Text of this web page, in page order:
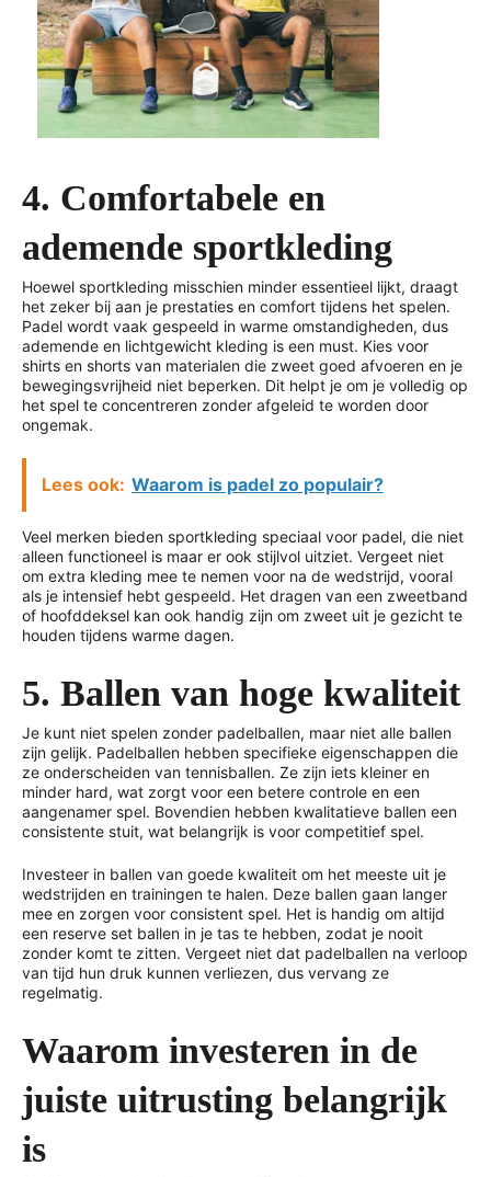
4. Comfortabele en
ademende sportkleding
Hoewel sportkleding misschien minder essentieel lijkt, draagt
het zeker bij aan je prestaties en comfort tijdens het spelen.
Padel wordt vaak gespeeld in warme omstandigheden, dus
ademende en lichtgewicht kleding is een must. Kies voor
shirts en shorts van materialen die zweet goed afvoeren en je
bewegingsvrijheid niet beperken. Dit helpt je om je volledig op
het spel te concentreren zonder afgeleid te worden door
ongemak.
Lees ook: Waarom is padel zo populair?
Veel merken bieden sportkleding speciaal voor padel, die niet
alleen functioneel is maar er ook stijlvol uitziet. Vergeet niet
om extra kleding mee te nemen voor na de wedstrijd, vooral
als je intensief hebt gespeeld. Het dragen van een zweetband
of hoofddeksel kan ook handig zijn om zweet uit je gezicht te
houden tijdens warme dagen.
5. Ballen van hoge kwaliteit
Je kunt niet spelen zonder padelballen, maar niet alle ballen
zijn gelijk. Padelballen hebben specifieke eigenschappen die
ze onderscheiden van tennisballen. Ze zijn iets kleiner en
minder hard, wat zorgt voor een betere controle en een
aangenamer spel. Bovendien hebben kwalitatieve ballen een
consistente stuit, wat belangrijk is voor competitief spel.
Investeer in ballen van goede kwaliteit om het meeste uit je
wedstrijden en trainingen te halen. Deze ballen gaan langer
mee en zorgen voor consistent spel. Het is handig om altijd
een reserve set ballen in je tas te hebben, zodat je nooit
zonder komt te zitten. Vergeet niet dat padelballen na verloop
van tijd hun druk kunnen verliezen, dus vervang ze
regelmatig.
Waarom investeren in de
juiste uitrusting belangrijk
is